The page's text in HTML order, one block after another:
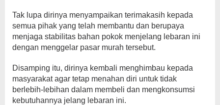
Tak lupa dirinya menyampaikan terimakasih kepada
semua pihak yang telah membantu dan berupaya
menjaga stabilitas bahan pokok menjelang lebaran ini
dengan menggelar pasar murah tersebut.
Disamping itu, dirinya kembali menghimbau kepada
masyarakat agar tetap menahan diri untuk tidak
berlebih-lebihan dalam membeli dan mengkonsumsi
kebutuhannya jelang lebaran ini.